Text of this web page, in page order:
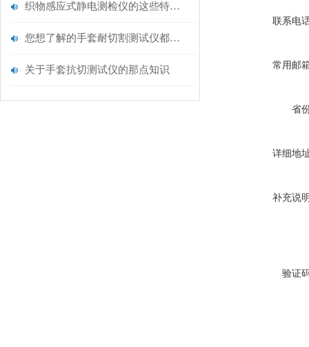
织物感应式静电测检仪的这些特点很少有人都知道
您想了解的手套耐切割测试仪都在这里了
关于手套抗切测试仪的那点知识
联系电
常用邮
省
详细地
补充说
验证